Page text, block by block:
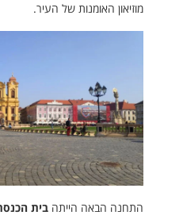
מוזיאון האומנות של העיר.
התחנה הבאה הייתה בית